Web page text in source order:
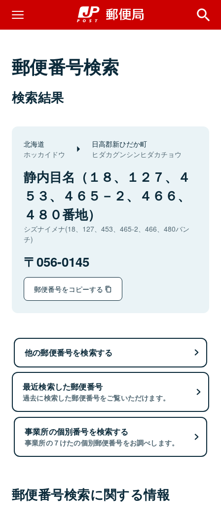
郵便番号検索
検索結果
北海道
ホッカイドウ
日高郡新ひだか町
ヒダカグンシンヒダカチョウ
静内目名（１８、１２７、４
５３、４６５－２、４６６、
４８０番地）
シズナイメナ(18、127、453、465-2、466、480バン
チ)
056-0145
郵便番号をコピーする
他の郵便番号を検索する
最近検索した郵便番号
過去に検索した郵便番号をご覧いただけます。
事業所の個別番号を検索する
事業所の７けたの個別郵便番号をお調べします。
郵便番号検索に関する情報